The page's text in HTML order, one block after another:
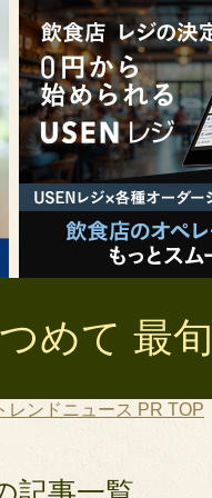
めて 最
レンドニュース PR TOP